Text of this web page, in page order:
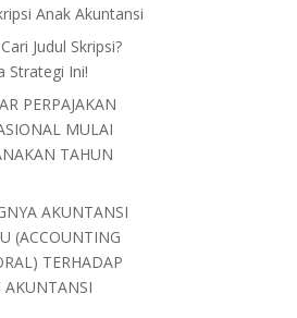
Anak Akuntansi
Judul Skripsi?
Strategi Ini!
PERPAJAKAN
MULAI
TAHUN
AKUNTANSI
(ACCOUNTING
TERHADAP
AKUNTANSI